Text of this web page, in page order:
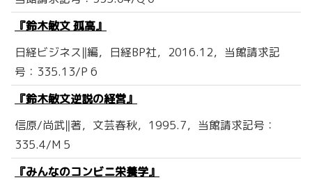
『鈴木敏文 孤高』
日経ビジネス‖編，日経BP社，2016.12，当館請求記
号：335.13/P 6
『鈴木敏文逆説の経営』
信原/尚武‖著，文芸春秋，1995.7，当館請求記号：
335.4/M 5
『みんなのコンビニ栄養学』